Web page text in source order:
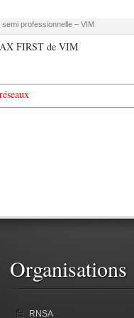
professionnelle – VIM
FIRST de VIM
Organisations
RNSA